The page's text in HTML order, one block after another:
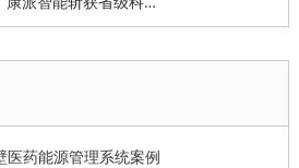
医药能源管理系统案例